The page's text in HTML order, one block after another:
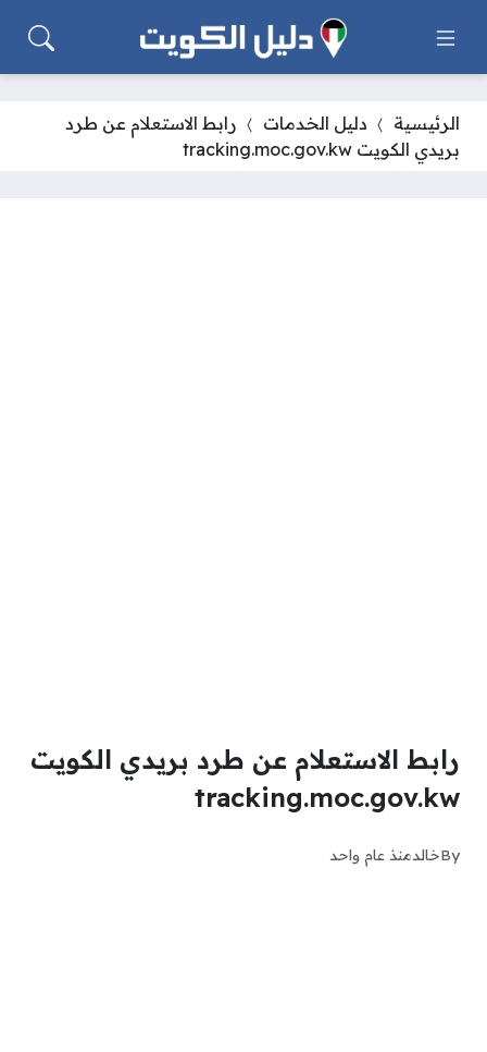
الرئيسية دليل الخدمات
رابط الاستعلام عن طرد
بريدي الكويت tracking.moc.gov.kw
رابط الاستعلام عن طرد بريدي الكويت
tracking.moc.gov.kw
Byخالدمنذ عام واحد